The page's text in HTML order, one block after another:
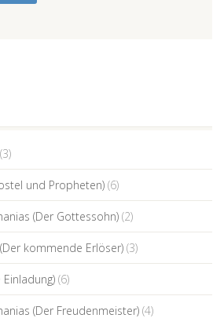
(3)
und Propheten) (6)
(Der Gottessohn) (2)
kommende Erlöser) (3)
Einladung) (6)
(Der Freudenmeister) (4)